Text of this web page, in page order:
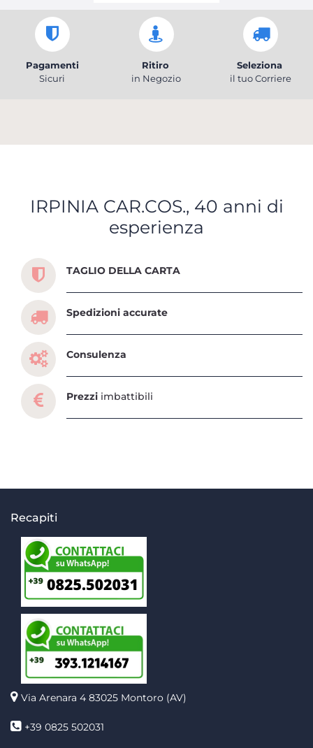
Pagamenti
Sicuri
Ritiro
in Negozio
Seleziona
il tuo Corriere
IRPINIA CAR.COS., 40 anni di
esperienza
Scopri tutti i servizi che ti abbiamo dedicato
TAGLIO DELLA CARTA
Spedizioni accurate
Consulenza
Prezzi imbattibili
Recapiti
Via Arenara 4 83025 Montoro (AV)
+39 0825 502031